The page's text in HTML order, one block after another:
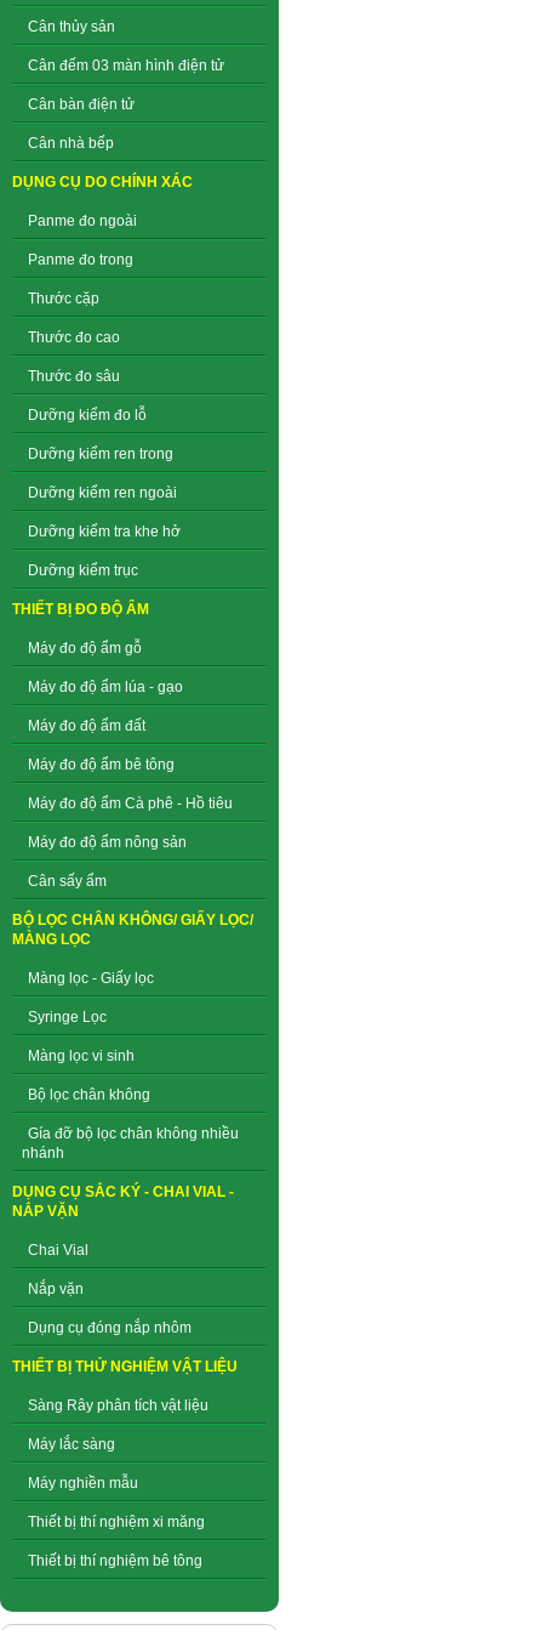
Cân thủy sản
Cân đếm 03 màn hình điện tử
Cân bàn điện tử
Cân nhà bếp
DỤNG CỤ DO CHÍNH XÁC
Panme đo ngoài
Panme đo trong
Thước cặp
Thước đo cao
Thước đo sâu
Dưỡng kiểm đo lỗ
Dưỡng kiểm ren trong
Dưỡng kiểm ren ngoài
Dưỡng kiểm tra khe hở
Dưỡng kiểm trục
THIẾT BỊ ĐO ĐỘ ẨM
Máy đo độ ẩm gỗ
Máy đo độ ẩm lúa - gạo
Máy đo độ ẩm đất
Máy đo độ ẩm bê tông
Máy đo độ ẩm Cà phê - Hồ tiêu
Máy đo độ ẩm nông sản
Cân sấy ẩm
BỘ LỌC CHÂN KHÔNG/ GIẤY LỌC/
MÀNG LỌC
Màng lọc - Giấy lọc
Syringe Lọc
Màng lọc vi sinh
Bộ lọc chân không
Gía đỡ bộ lọc chân không nhiều
nhánh
DỤNG CỤ SẮC KÝ - CHAI VIAL -
NẮP VẶN
Chai Vial
Nắp vặn
Dụng cụ đóng nắp nhôm
THIẾT BỊ THỬ NGHIỆM VẬT LIỆU
Sàng Rây phân tích vật liệu
Máy lắc sàng
Máy nghiền mẫu
Thiết bị thí nghiệm xi măng
Thiết bị thí nghiệm bê tông